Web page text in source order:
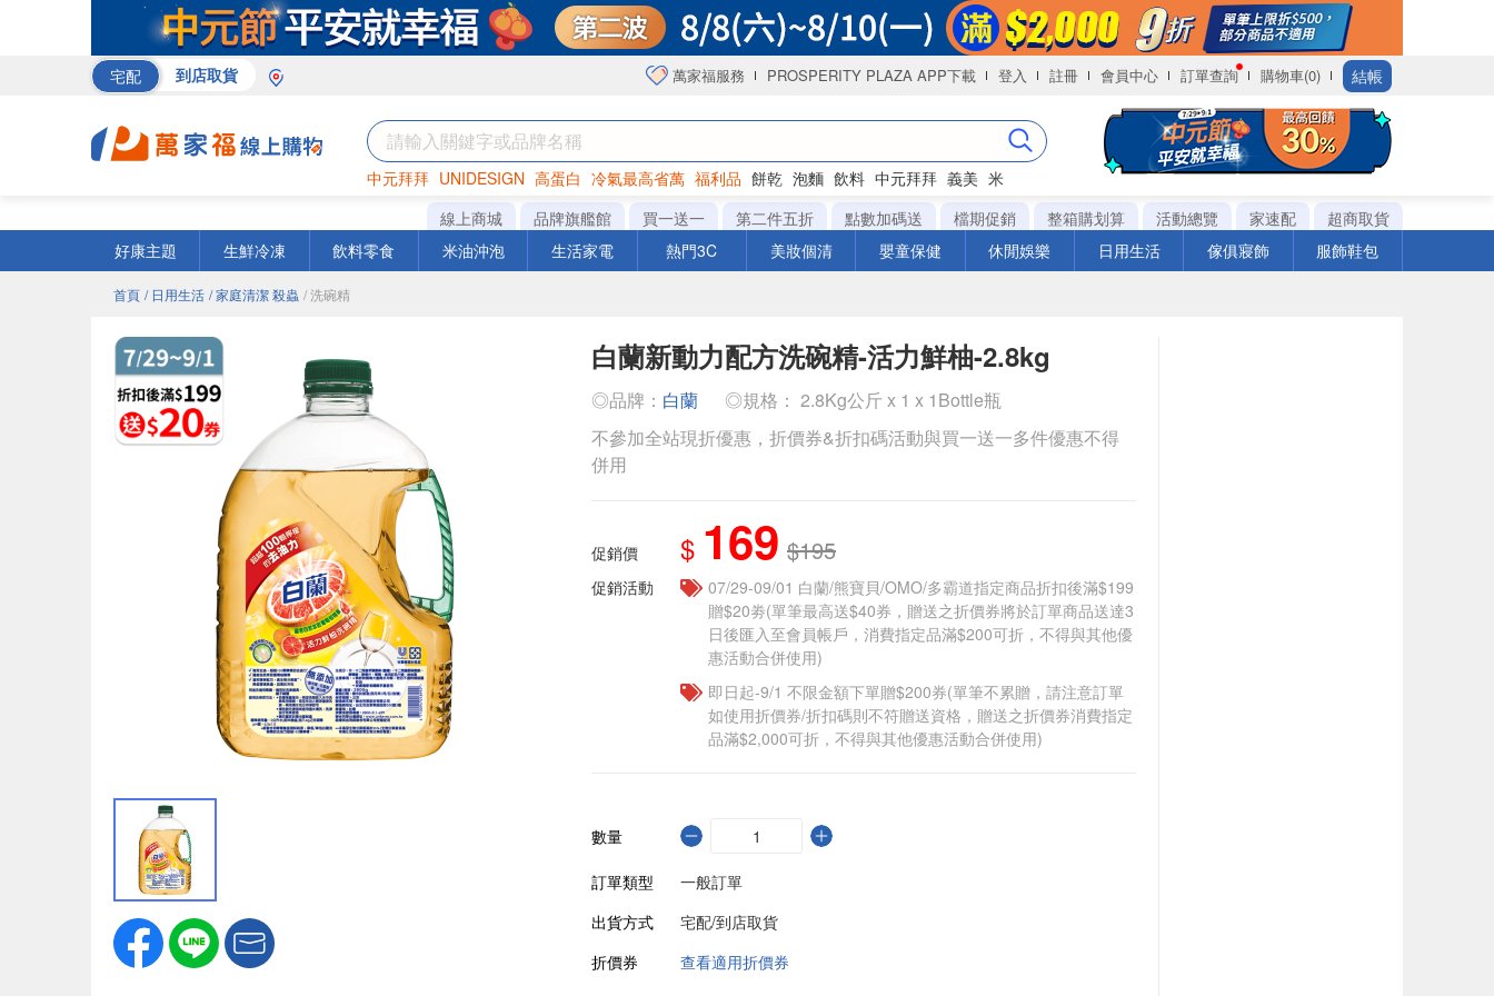
宅配 到店取貨 萬家福服務 PROSPERITY PLAZA APP下載 登入 註冊 會員中心 訂單查詢 購物車(0) 結帳
中元拜拜 UNIDESIGN 高蛋白 冷氣最高省萬 福利品 餅乾 泡麵 飲料 中元拜拜 義美 米
罐頭 咖啡 海苔
線上商城 品牌旗艦館 買一送一 第二件五折 點數加碼送 檔期促銷 整箱購划算 活動總覽 家速配
超商取貨
好康主題
生鮮冷凍 飲料零食 米油沖泡 生活家電 熱門3C 美妝個清 嬰童保健 休閒娛樂 日用生活 傢俱寢飾 服飾鞋包
首頁 / 日用生活 / 家庭清潔 殺蟲 / 洗碗精
白蘭新動力配方洗碗精-活力鮮柚-2.8kg
◎品牌： 白蘭
◎規格： 2.8Kg公斤 x 1 x 1Bottle瓶
不參加全站現折優惠，折價券&折扣碼活動與買一送一多件優惠不得
併用
促銷價 $ 169 $195
促銷活動
07/29-09/01 白蘭/熊寶貝/OMO/多霸道指定商品折扣後滿$199
贈$20劵(單筆最高送$40券，贈送之折價券將於訂單商品送達3
日後匯入至會員帳戶，消費指定品滿$200可折，不得與其他優
惠活動合併使用)
即日起-9/1 不限金額下單贈$200券(單筆不累贈，請注意訂單
如使用折價券/折扣碼則不符贈送資格，贈送之折價券消費指定
品滿$2,000可折，不得與其他優惠活動合併使用)
數量
訂單類型
一般訂單
出貨方式
宅配/到店取貨
折價券
查看適用折價券